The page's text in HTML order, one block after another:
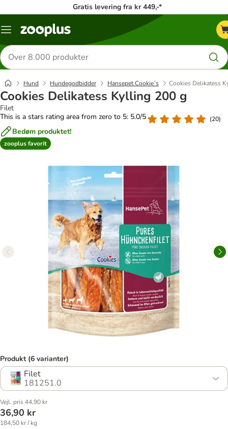
Gratis levering fra kr 449,-*
Menu
Søg
efter
produkter
Hund Hundegodbidder Hansepet Cookie´s Cookies Delikatess
Cookies Delikatess Kylling 200 g
Filet
This is a stars rating area from zero to 5: 5.0/5
(20)
Bedøm produktet!
zooplus favorit
Produkt (6 varianter)
Filet
181251.0
Vejl. pris 44,90 kr
36,90 kr
184,50 kr / kg